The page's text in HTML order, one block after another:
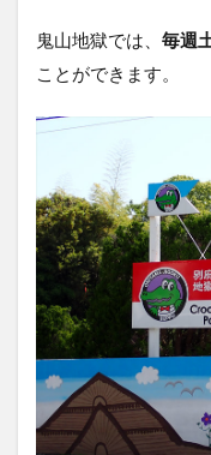
鬼山地獄では、 毎週
ことができます。